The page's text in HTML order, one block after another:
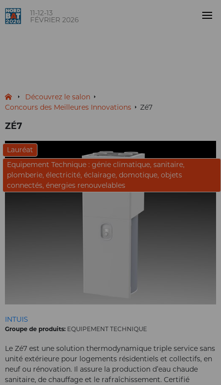
11-12-13
FÉVRIER 2026
Découvrez le salon
Concours des Meilleures Innovations
Zé7
ZÉ7
Lauréat
Equipement Technique : génie climatique, sanitaire,
plomberie, électricité, éclairage, domotique, objets
connectés, énergies renouvelables
INTUIS
Groupe de produits: EQUIPEMENT TECHNIQUE
Le Zé7 est une solution thermodynamique triple service sans
unité extérieure pour logements résidentiels et collectifs, en
neuf ou rénovation. Il assure la production d’eau chaude
sanitaire, de chauffage et le rafraîchissement. Certifié